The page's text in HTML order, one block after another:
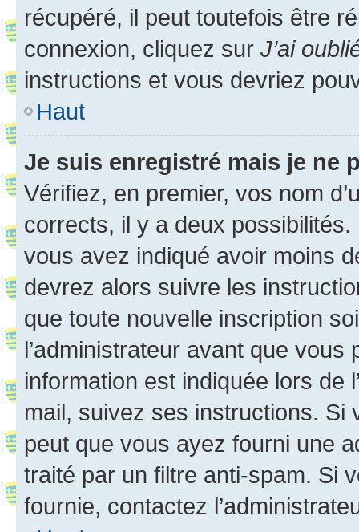
récupéré, il peut toutefois être
connexion, cliquez sur J’ai
instructions et vous devriez
Haut
Je suis enregistré mais je ne
Vérifiez, en premier, vos nom
corrects, il y a deux
vous avez indiqué avoir moins
devrez alors suivre les
que toute nouvelle inscription
l’administrateur avant que
information est indiquée lors de
mail, suivez ses instructions. Si
peut que vous ayez fourni une
traité par un filtre anti-spam. Si
fournie, contactez